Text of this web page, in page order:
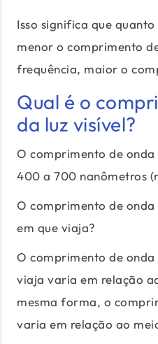
Isso significa que
menor o comprimento
frequência, maior o
Qual é o
da luz visível?
O comprimento de
400 a 700 nanômetros
O comprimento de
em que viaja?
O comprimento de
viaja varia em relação
mesma forma, o
varia em relação ao